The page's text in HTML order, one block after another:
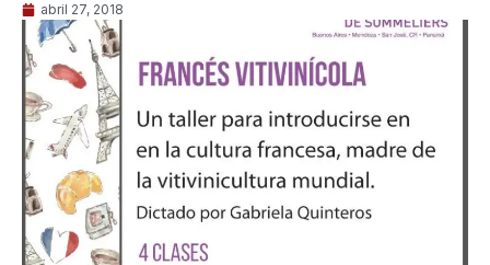
abril 27, 2018